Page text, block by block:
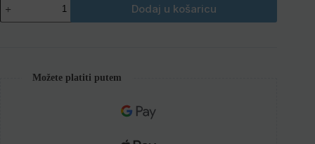
Dodaj u košaricu
Možete platiti putem